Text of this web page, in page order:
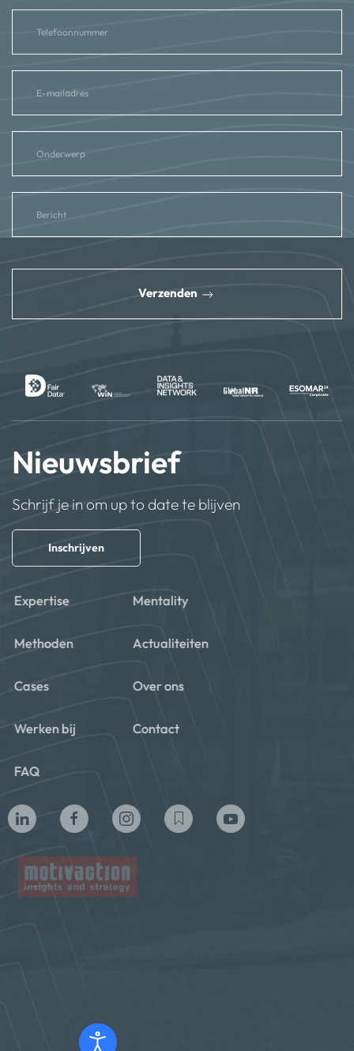
Verzenden
Nieuwsbrief
Schrijf je in om up to date te blijven
Inschrijven
Expertise Mentality
Methoden Actualiteiten
Cases Over ons
Werken bij Contact
FAQ
Powered by ©